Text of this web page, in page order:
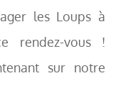
les Loups à
rendez-vous !
sur notre